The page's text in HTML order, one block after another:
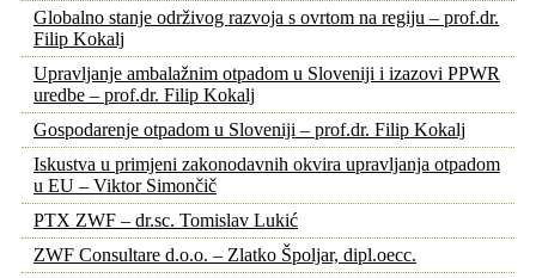
Globalno stanje održivog razvoja s ovrtom na regiju – prof.dr.
Filip Kokalj
Upravljanje ambalažnim otpadom u Sloveniji i izazovi PPWR
uredbe – prof.dr. Filip Kokalj
Gospodarenje otpadom u Sloveniji – prof.dr. Filip Kokalj
Iskustva u primjeni zakonodavnih okvira upravljanja otpadom
u EU – Viktor Simončič
PTX ZWF – dr.sc. Tomislav Lukić
ZWF Consultare d.o.o. – Zlatko Špoljar, dipl.oecc.